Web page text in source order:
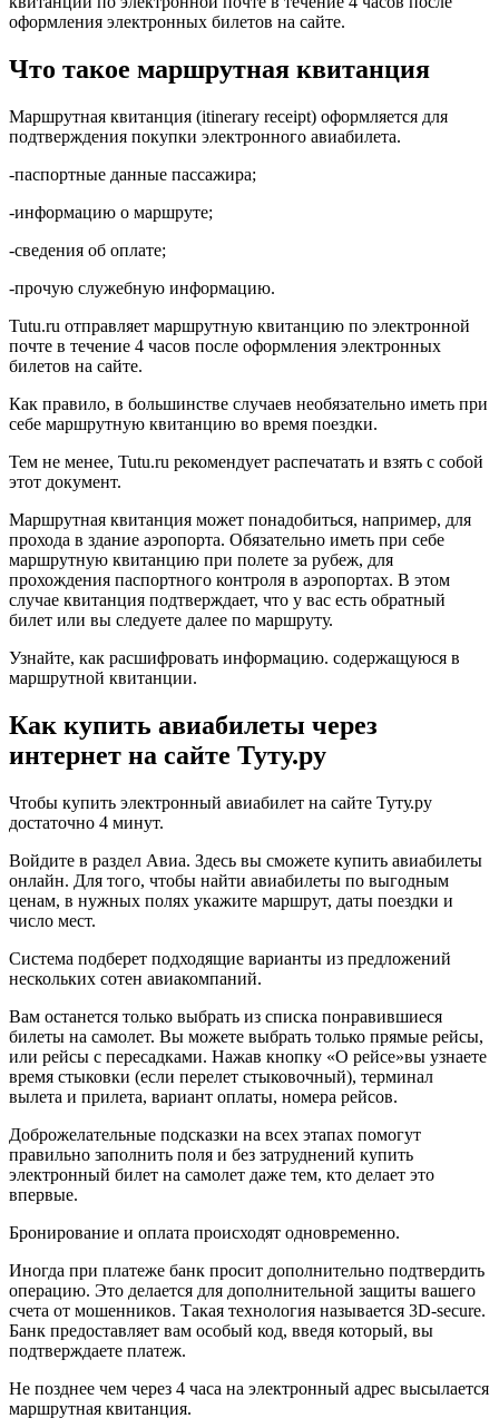
оформления электронных билетов на сайте.
Что такое маршрутная квитанция
Маршрутная квитанция (itinerary receipt) оформляется для
подтверждения покупки электронного авиабилета.
-паспортные данные пассажира;
-информацию о маршруте;
-сведения об оплате;
-прочую служебную информацию.
Tutu.ru отправляет маршрутную квитанцию по электронной
почте в течение 4 часов после оформления электронных
билетов на сайте.
Как правило, в большинстве случаев необязательно иметь при
себе маршрутную квитанцию во время поездки.
Тем не менее, Tutu.ru рекомендует распечатать и взять с собой
этот документ.
Маршрутная квитанция может понадобиться, например, для
прохода в здание аэропорта. Обязательно иметь при себе
маршрутную квитанцию при полете за рубеж, для
прохождения паспортного контроля в аэропортах. В этом
случае квитанция подтверждает, что у вас есть обратный
билет или вы следуете далее по маршруту.
Узнайте, как расшифровать информацию. содержащуюся в
маршрутной квитанции.
Как купить авиабилеты через
интернет на сайте Туту.ру
Чтобы купить электронный авиабилет на сайте Туту.ру
достаточно 4 минут.
Войдите в раздел Авиа. Здесь вы сможете купить авиабилеты
онлайн. Для того, чтобы найти авиабилеты по выгодным
ценам, в нужных полях укажите маршрут, даты поездки и
число мест.
Система подберет подходящие варианты из предложений
нескольких сотен авиакомпаний.
Вам останется только выбрать из списка понравившиеся
билеты на самолет. Вы можете выбрать только прямые рейсы,
или рейсы с пересадками. Нажав кнопку «О рейсе»вы узнаете
время стыковки (если перелет стыковочный), терминал
вылета и прилета, вариант оплаты, номера рейсов.
Доброжелательные подсказки на всех этапах помогут
правильно заполнить поля и без затруднений купить
электронный билет на самолет даже тем, кто делает это
впервые.
Бронирование и оплата происходят одновременно.
Иногда при платеже банк просит дополнительно подтвердить
операцию. Это делается для дополнительной защиты вашего
счета от мошенников. Такая технология называется 3D-secure.
Банк предоставляет вам особый код, введя который, вы
подтверждаете платеж.
Не позднее чем через 4 часа на электронный адрес высылается
маршрутная квитанция.